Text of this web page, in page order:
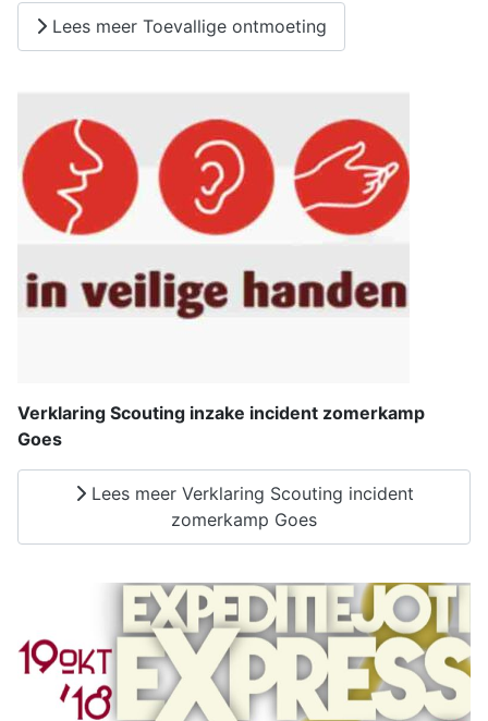
Lees meer Toevallige ontmoeting
Verklaring Scouting inzake incident zomerkamp
Goes
Lees meer Verklaring Scouting incident
zomerkamp Goes